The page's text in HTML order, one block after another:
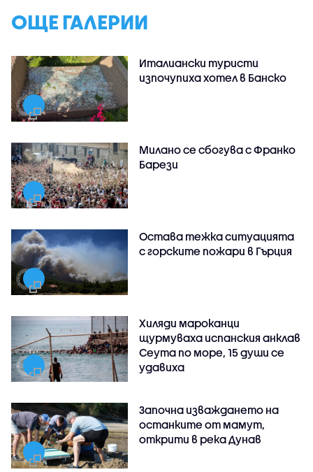
ОЩЕ ГАЛЕРИИ
Италиански туристи
изпочупиха хотел в Банско
Милано се сбогува с Франко
Барези
Остава тежка ситуацията
с горските пожари в Гърция
Хиляди мароканци
щурмуваха испанския анклав
Сеута по море, 15 души се
удавиха
Започна изваждането на
останките от мамут,
открити в река Дунав